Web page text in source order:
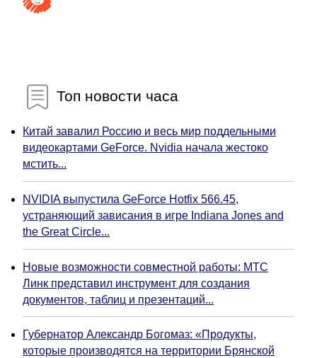
Топ новости часа
Китай завалил Россию и весь мир поддельными
видеокартами GeForce. Nvidia начала жестоко
мстить...
NVIDIA выпустила GeForce Hotfix 566.45,
устраняющий зависания в игре Indiana Jones and
the Great Circle...
Новые возможности совместной работы: МТС
Линк представил инструмент для создания
документов, таблиц и презентаций...
Губернатор Александр Богомаз: «Продукты,
которые производятся на территории Брянской